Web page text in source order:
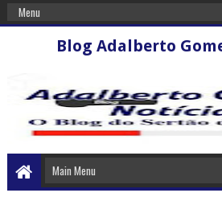
Blog Adalberto